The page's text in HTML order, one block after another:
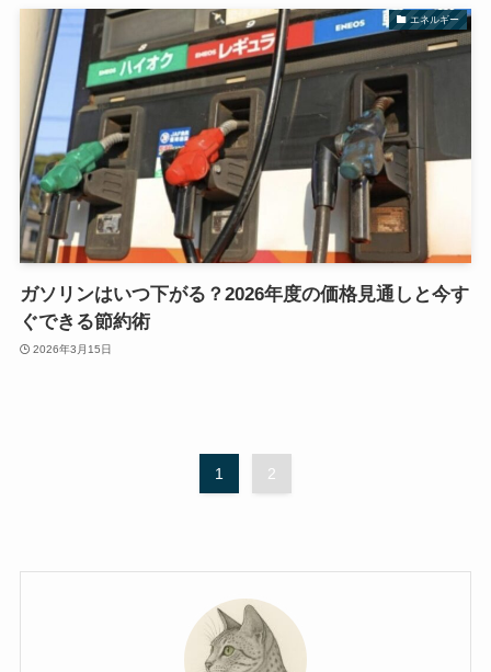
エネルギー
ガソリンはいつ下がる？2026年度の価格見通しと今す
ぐできる節約術
2026年3月15日
1 2